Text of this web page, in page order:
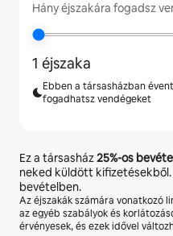
Hány éjszakára fogadsz
1 éjszaka
Ebben a társasházban
fogadhatsz vendégeket
Ez a társasház25%-os
neked küldött
bevételben.
Az éjszakák számára vonatkozó
az egyéb szabályok és
érvényesek, és ezek idővel